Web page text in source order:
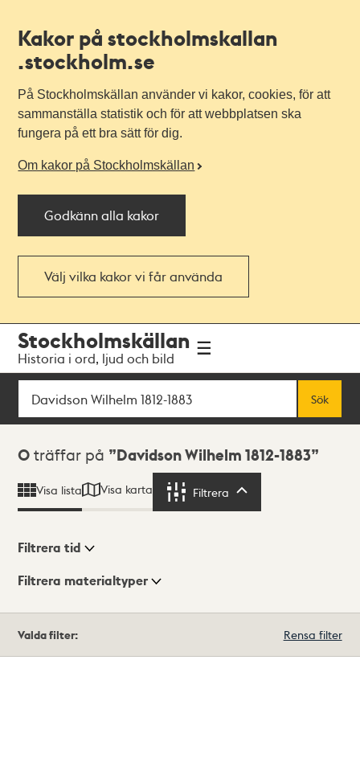
Kakor på stockholmskallan
.stockholm.se
På Stockholmskällan använder vi kakor, cookies, för att
sammanställa statistik och för att webbplatsen ska
fungera på ett bra sätt för dig.
Om kakor på Stockholmskällan
Godkänn alla kakor
Välj vilka kakor vi får använda
navigationen
huvudinnehållet
Stockholmskällan
Historia i ord, ljud och bild
Sök
Sök
Sökresultat
0 träffar på Davidson Wilhelm 1812-1883
Visa lista Visa karta Filtrera
Visningsläge
Filtrera tid
Filtrera materialtyper
träffar
Valda filter: Rensa filter